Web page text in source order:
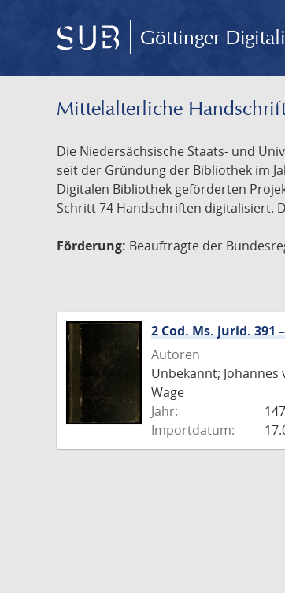
Göttinger
Mittelalterliche
Die Niedersächsische Staats- und
seit der Gründung der Bibliothek im
Digitalen Bibliothek geförderten
Schritt 74 Handschriften digitalisiert.
Förderung: Beauftragte der
2 Cod. Ms. jurid.
Autoren
Unbekannt;
Wage
Jahr:
Importdatum: